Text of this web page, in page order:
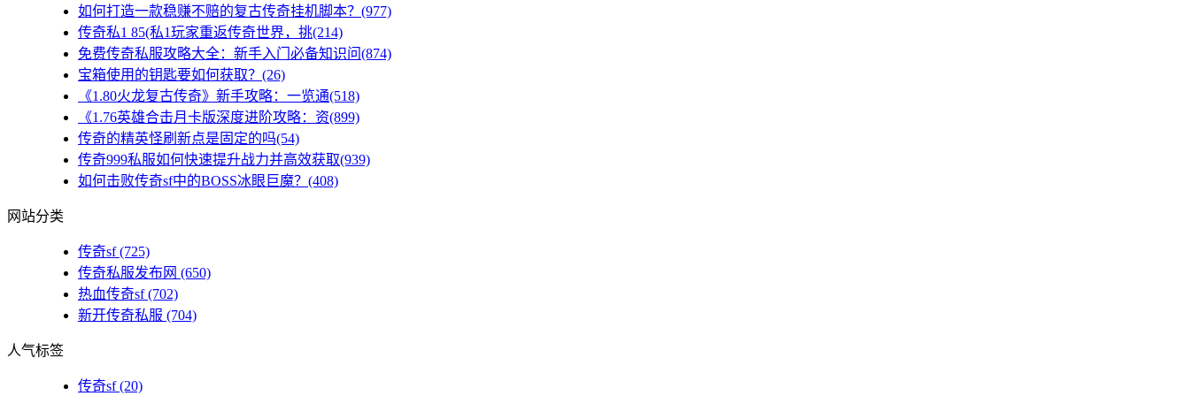
如何打造一款稳赚不赔的复古传奇挂机脚本？(977)
传奇私1 85(私1玩家重返传奇世界，挑(214)
免费传奇私服攻略大全：新手入门必备知识问(874)
宝箱使用的钥匙要如何获取？(26)
《1.80火龙复古传奇》新手攻略：一览通(518)
《1.76英雄合击月卡版深度进阶攻略：资(899)
传奇的精英怪刷新点是固定的吗(54)
传奇999私服如何快速提升战力并高效获取(939)
如何击败传奇sf中的BOSS冰眼巨魔？(408)
网站分类
传奇sf(725)
传奇私服发布网 (650)
热血传奇sf(702)
新开传奇私服 (704)
人气标签
传奇sf(20)